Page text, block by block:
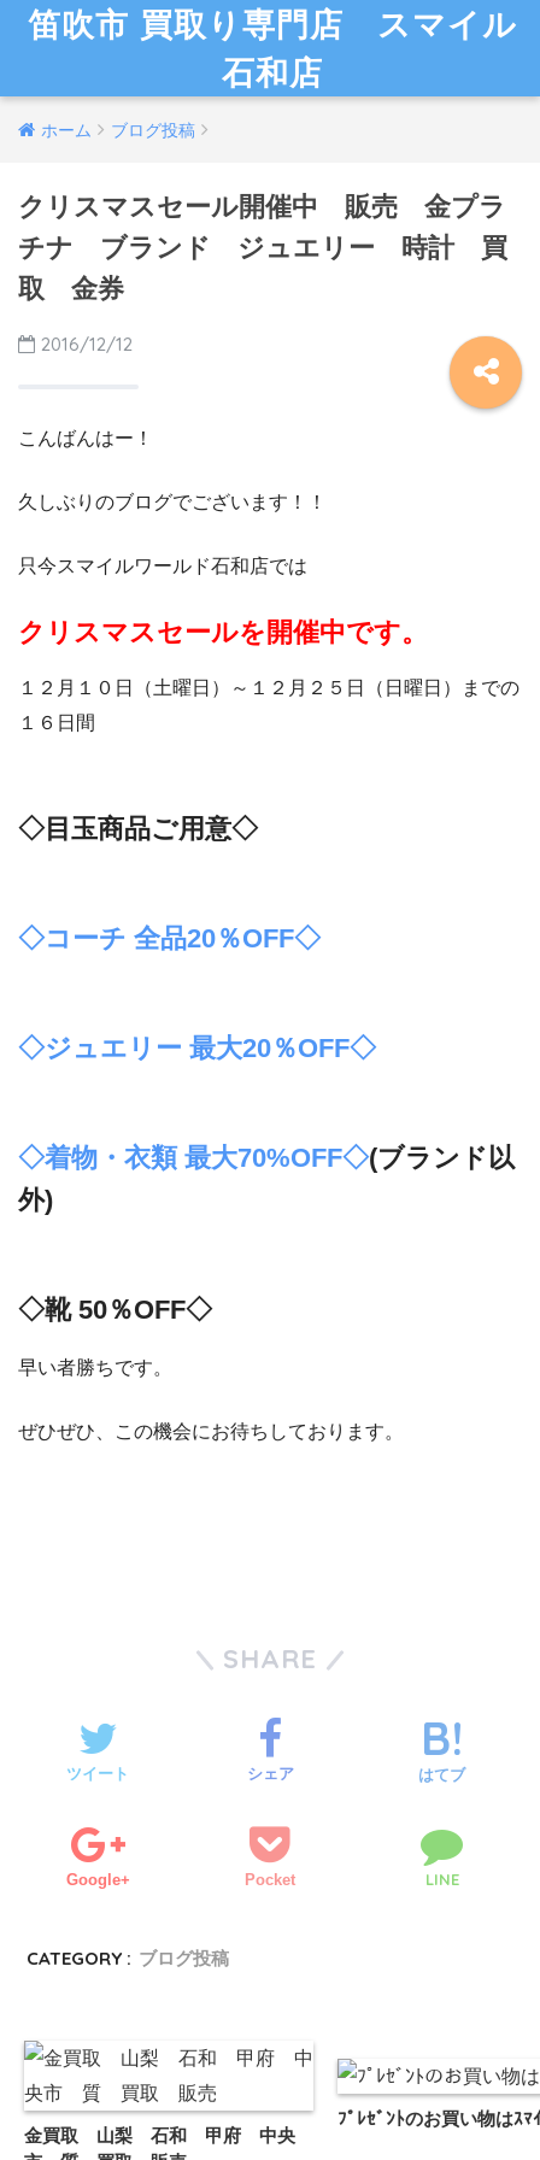
笛吹市 買取り専門店 スマイル
石和店
ホーム ブログ投稿
クリスマスセール開催中 販売 金プラ
チナ ブランド ジュエリー 時計 買
取 金券
2016/12/12
こんばんはー！
久しぶりのブログでございます！！
只今スマイルワールド石和店では
クリスマスセールを開催中です。
１２月１０日（土曜日）～１２月２５日（日曜日）までの
１６日間
◇目玉商品ご用意◇
◇コーチ 全品20％OFF◇
◇ジュエリー 最大20％OFF◇
◇着物・衣類 最大70%OFF◇(ブランド以
外)
◇靴 50％OFF◇
早い者勝ちです。
ぜひぜひ、この機会にお待ちしております。
SHARE
ツイート シェア はてブ
Google+ Pocket LINE
CATEGORY : ブログ投稿
金買取 山梨 石和 甲府 中央
ﾌﾟﾚｾﾞﾝﾄのお買い物はｽﾏ